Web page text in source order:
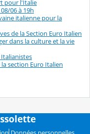
pour l'Italie
06 à 19h
italienne pour la
de la Section Euro Italien
dans la culture et la vie
section Euro Italien